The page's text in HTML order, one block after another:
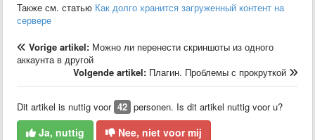
Также см. статью Как долго хранится загруженный контент на
сервере
Vorige artikel: Можно ли перенести скриншоты из одного
аккаунта в другой
Volgende artikel: Плагин. Проблемы с прокруткой
Dit artikel is nuttig voor 42 personen. Is dit artikel nuttig voor u?
Ja, nuttig Nee, niet voor mij